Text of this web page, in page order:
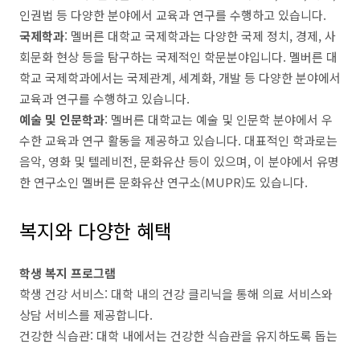
인권법 등 다양한 분야에서 교육과 연구를 수행하고 있습니다.
국제학과: 멜버른 대학교 국제학과는 다양한 국제 정치, 경제, 사
회문화 현상 등을 탐구하는 국제적인 학문분야입니다. 멜버른 대
학교 국제학과에서는 국제관계, 세계화, 개발 등 다양한 분야에서
교육과 연구를 수행하고 있습니다.
예술 및 인문학과: 멜버른 대학교는 예술 및 인문학 분야에서 우
수한 교육과 연구 활동을 제공하고 있습니다. 대표적인 학과로는
음악, 영화 및 텔레비전, 문화유산 등이 있으며, 이 분야에서 유명
한 연구소인 멜버른 문화유산 연구소(MUPR)도 있습니다.
복지와 다양한 혜택
학생 복지 프로그램
학생 건강 서비스: 대학 내의 건강 클리닉을 통해 의료 서비스와
상담 서비스를 제공합니다.
건강한 식습관: 대학 내에서는 건강한 식습관을 유지하도록 돕는